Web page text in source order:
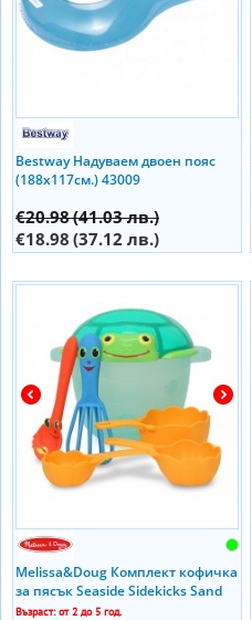
Bestway Надуваем двоен пояс
(188x117см.) 43009
€20.98(41.03 лв.)
€18.98 (37.12 лв.)
Melissa&Doug Комплект кофичка
за пясък Seaside Sidekicks Sand
Baking Set 16432
Възраст: от 2 до 5 год.